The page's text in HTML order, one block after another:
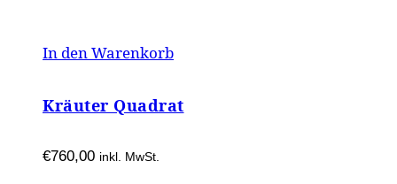
In den Warenkorb
Kräuter Quadrat
€760,00 inkl. MwSt.